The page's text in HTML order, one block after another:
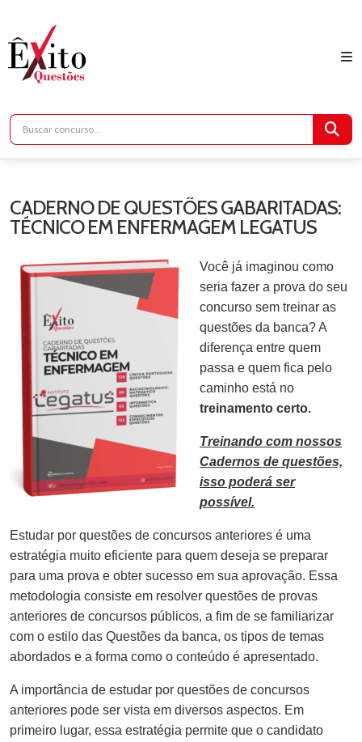
CADERNO DE QUESTÕES GABARITADAS:
TÉCNICO EM ENFERMAGEM LEGATUS
Você já imaginou como
seria fazer a prova do seu
concurso sem treinar as
questões da banca? A
diferença entre quem
passa e quem fica pelo
caminho está no
treinamento certo.
Treinando com nossos
Cadernos de questões,
isso poderá ser
possível.
Estudar por questões de concursos anteriores é uma
estratégia muito eficiente para quem deseja se preparar
para uma prova e obter sucesso em sua aprovação. Essa
metodologia consiste em resolver questões de provas
anteriores de concursos públicos, a fim de se familiarizar
com o estilo das Questões da banca, os tipos de temas
abordados e a forma como o conteúdo é apresentado.
A importância de estudar por questões de concursos
anteriores pode ser vista em diversos aspectos. Em
primeiro lugar, essa estratégia permite que o candidato